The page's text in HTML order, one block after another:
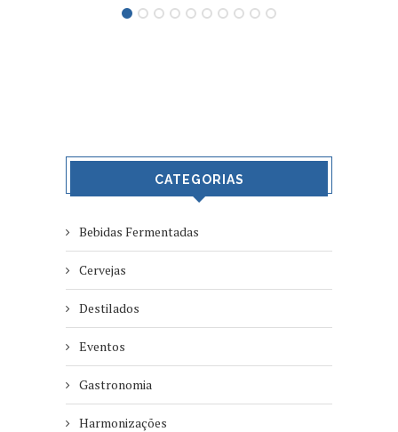
CATEGORIAS
Bebidas Fermentadas
Cervejas
Destilados
Eventos
Gastronomia
Harmonizações